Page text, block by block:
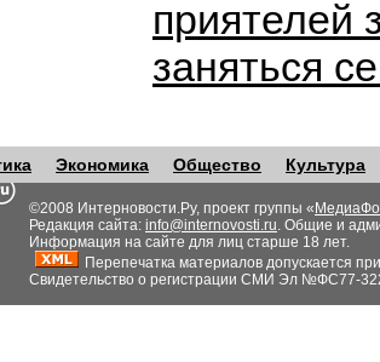
приятелей
заняться
Экономика Общество Культура
©2008 Интерновости.Ру, проект группы «
Редакция сайта: info@internovosti.ru. Общие и
Информация на сайте для лиц старше 18 лет.
Перепечатка материалов допускается
Свидетельство о регистрации СМИ Эл №ФС77-